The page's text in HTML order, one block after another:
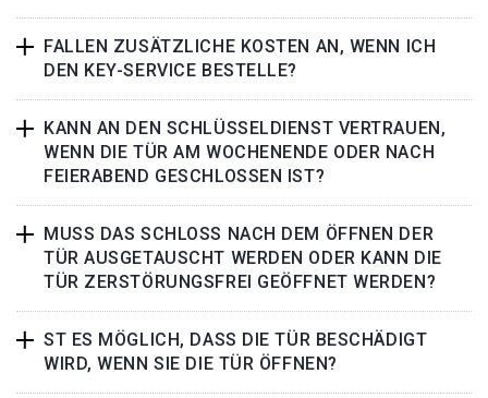
FALLEN ZUSÄTZLICHE KOSTEN AN, WENN ICH
DEN KEY-SERVICE BESTELLE?
KANN AN DEN SCHLÜSSELDIENST VERTRAUEN,
WENN DIE TÜR AM WOCHENENDE ODER NACH
FEIERABEND GESCHLOSSEN IST?
MUSS DAS SCHLOSS NACH DEM ÖFFNEN DER
TÜR AUSGETAUSCHT WERDEN ODER KANN DIE
TÜR ZERSTÖRUNGSFREI GEÖFFNET WERDEN?
ST ES MÖGLICH, DASS DIE TÜR BESCHÄDIGT
WIRD, WENN SIE DIE TÜR ÖFFNEN?